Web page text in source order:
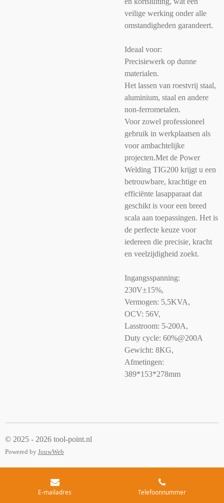
veilige werking onder alle
omstandigheden garandeert.
Ideaal voor:
Precisiewerk op dunne
materialen.
Het lassen van roestvrij staal,
aluminium, staal en andere
non-ferrometalen.
Voor zowel professioneel
gebruik in werkplaatsen als
voor ambachtelijke
projecten.Met de Power
Welding TIG200 krijgt u een
betrouwbare, krachtige en
efficiënte lasapparaat dat
geschikt is voor een breed
scala aan toepassingen. Het is
de perfecte keuze voor
iedereen die precisie, kracht
en veelzijdigheid zoekt.
Ingangsspanning:
230V±15%,
Vermogen: 5,5KVA,
OCV: 56V,
Lasstroom: 5-200A,
Duty cycle: 60%@200A
Gewicht: 8KG,
Afmetingen:
389*153*278mm
© 2025 - 2026 tool-point.nl
Powered by JouwWeb
E-mailadres Telefoonnummer